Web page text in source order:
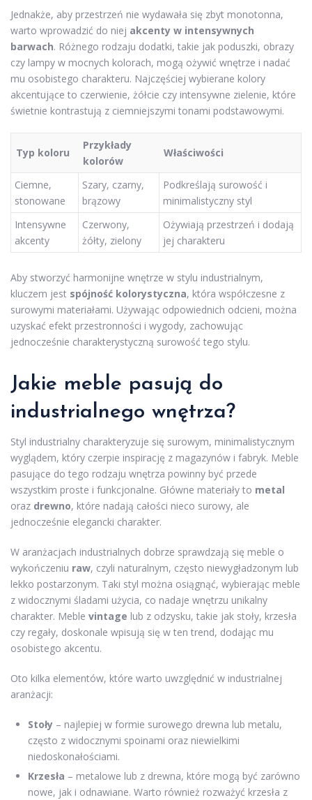
Jednakże, aby przestrzeń nie wydawała się zbyt monotonna,
warto wprowadzić do niej akcenty w intensywnych
barwach. Różnego rodzaju dodatki, takie jak poduszki, obrazy
czy lampy w mocnych kolorach, mogą ożywić wnętrze i nadać
mu osobistego charakteru. Najczęściej wybierane kolory
akcentujące to czerwienie, żółcie czy intensywne zielenie, które
świetnie kontrastują z ciemniejszymi tonami podstawowymi.
Typ koloru
Przykłady
kolorów
Właściwości
Ciemne,
stonowane
Szary, czarny,
brązowy
Podkreślają surowość i
minimalistyczny styl
Intensywne
akcenty
Czerwony,
żółty, zielony
Ożywiają przestrzeń i dodają
jej charakteru
Aby stworzyć harmonijne wnętrze w stylu industrialnym,
kluczem jest spójność kolorystyczna, która współczesne z
surowymi materiałami. Używając odpowiednich odcieni, można
uzyskać efekt przestronności i wygody, zachowując
jednocześnie charakterystyczną surowość tego stylu.
Jakie meble pasują do
industrialnego wnętrza?
Styl industrialny charakteryzuje się surowym, minimalistycznym
wyglądem, który czerpie inspirację z magazynów i fabryk. Meble
pasujące do tego rodzaju wnętrza powinny być przede
wszystkim proste i funkcjonalne. Główne materiały to metal
oraz drewno, które nadają całości nieco surowy, ale
jednocześnie elegancki charakter.
W aranżacjach industrialnych dobrze sprawdzają się meble o
wykończeniu raw, czyli naturalnym, często niewygładzonym lub
lekko postarzonym. Taki styl można osiągnąć, wybierając meble
z widocznymi śladami użycia, co nadaje wnętrzu unikalny
charakter. Meble vintage lub z odzysku, takie jak stoły, krzesła
czy regały, doskonale wpisują się w ten trend, dodając mu
osobistego akcentu.
Oto kilka elementów, które warto uwzględnić w industrialnej
aranżacji:
Stoły – najlepiej w formie surowego drewna lub metalu,
często z widocznymi spoinami oraz niewielkimi
niedoskonałościami.
Krzesła – metalowe lub z drewna, które mogą być zarówno
nowe, jak i odnawiane. Warto również rozważyć krzesła z